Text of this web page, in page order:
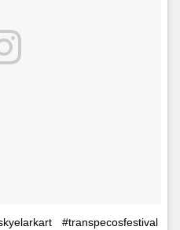
#transpecosfestival